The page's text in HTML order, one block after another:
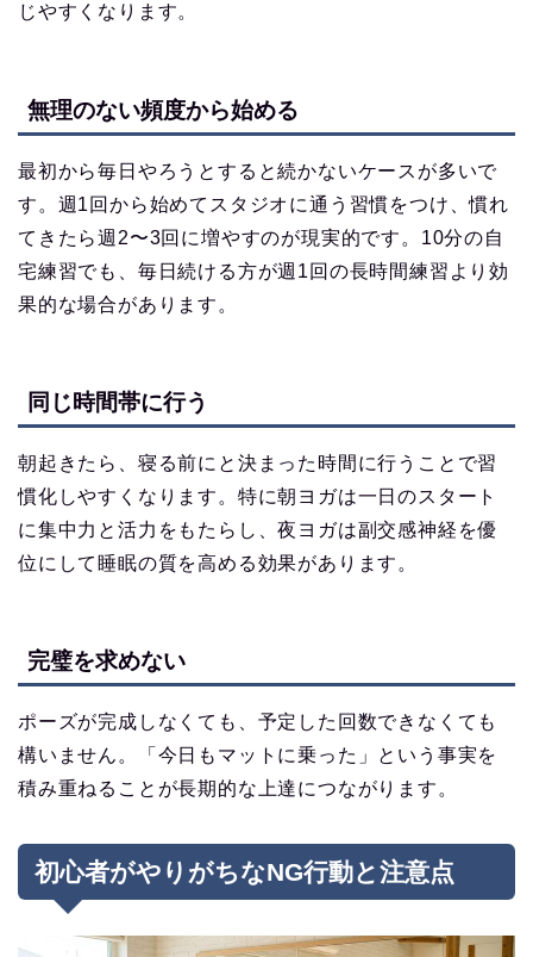
じやすくなります。
無理のない頻度から始める
最初から毎日やろうとすると続かないケースが多いで
す。週1回から始めてスタジオに通う習慣をつけ、慣れ
てきたら週2〜3回に増やすのが現実的です。10分の自
宅練習でも、毎日続ける方が週1回の長時間練習より効
果的な場合があります。
同じ時間帯に行う
朝起きたら、寝る前にと決まった時間に行うことで習
慣化しやすくなります。特に朝ヨガは一日のスタート
に集中力と活力をもたらし、夜ヨガは副交感神経を優
位にして睡眠の質を高める効果があります。
完璧を求めない
ポーズが完成しなくても、予定した回数できなくても
構いません。「今日もマットに乗った」という事実を
積み重ねることが長期的な上達につながります。
初心者がやりがちなNG行動と注意点